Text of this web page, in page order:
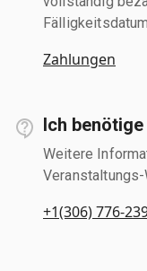
Zahlungen
Ich
Weitere
Veranstaltungs-
+1(306) 776-